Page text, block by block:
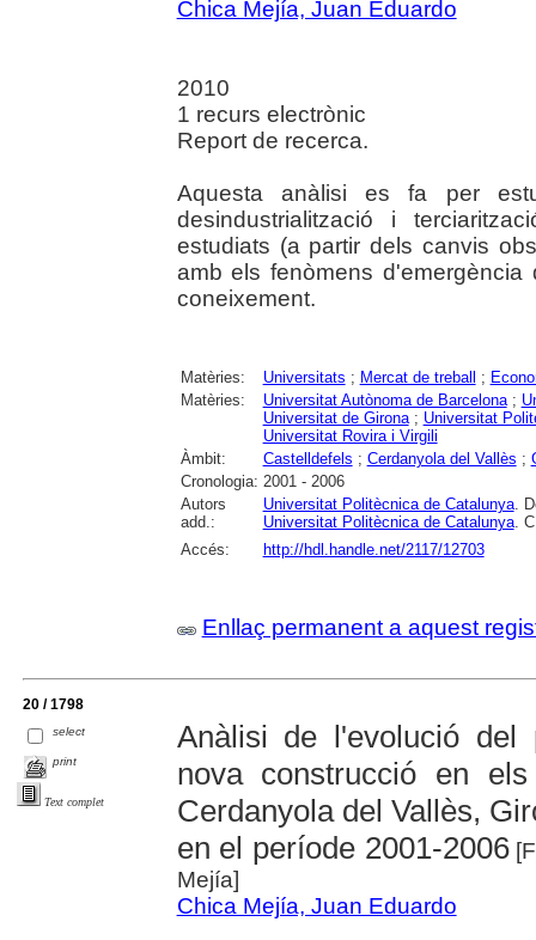
Chica Mejía, Juan Eduardo
2010
1 recurs electrònic
Report de recerca.
Aquesta anàlisi es fa per
desindustrialització i
estudiats (a partir dels canvis
amb els fenòmens
coneixement.
Matèries: Universitats ; Mercat de treball ;
Matèries:
Universitat Autònoma de Barcelona;
Universitat de Girona; Universitat
Universitat Rovira i Virgili
Àmbit:
Castelldefels ; Cerdanyola del Vallès ;
Cronologia: 2001 - 2006
Autors
add.:
Universitat Politècnica de Catalunya.
Universitat Politècnica de Catalunya.
Accés:
http://hdl.handle.net/2117/12703
Enllaç permanent a aquest
20 / 1798
select
print
Text complet
Anàlisi de l'evolució del
nova construcció en
Cerdanyola del Vallès,
en el període 2001-2006
Mejía]
Chica Mejía, Juan Eduardo